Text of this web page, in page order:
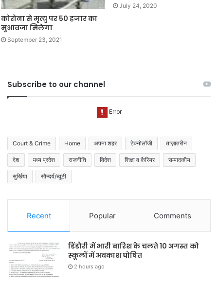
कोरोना से मृत्यु पर 50 हजार का
मुआवजा मिलेगा
September 23, 2021
July 24, 2020
Subscribe to our channel
Court & Crime Home अपना शहर टेक्नोलॉजी ताज़ातरीन
देश मध्य प्रदेश राजनीति विदेश शिक्षा व कैरियर सम्पादकीय
सुर्खिया सौन्दर्य/ब्यूटी
Recent Popular Comments
डिंडौरी में भारी बारिश के चलते 10 अगस्त को
स्कूलों में अवकाश घोषित
2 hours ago